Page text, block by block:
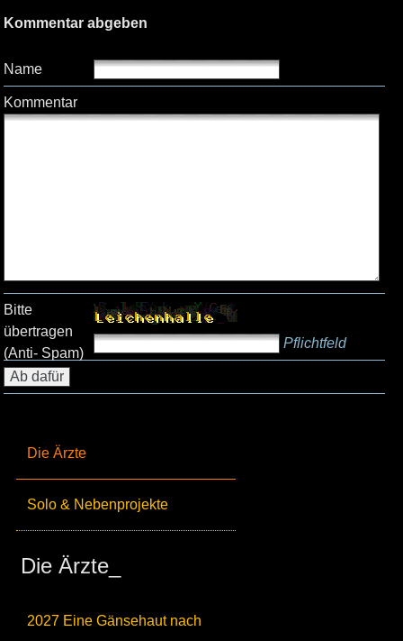
Die Ärzte
Solo & Nebenprojekte
Die Ärzte_
2027 Eine Gänsehaut nach
Kommentar abgeben
Name
Kommentar
Bitte
übertragen
(Anti- Spam)
Pflichtfeld